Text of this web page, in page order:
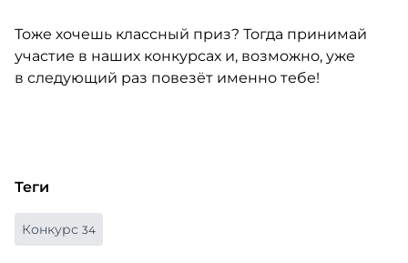
Тоже хочешь классный приз? Тогда принимай
участие в наших конкурсах и, возможно, уже
в следующий раз повезёт именно тебе!
Теги
Конкурс 34